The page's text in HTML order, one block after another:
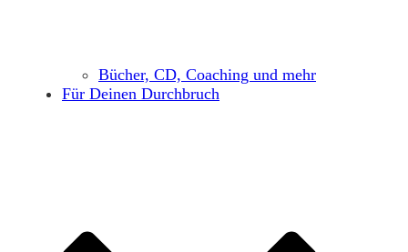
Bücher, CD, Coaching und mehr
Für Deinen Durchbruch